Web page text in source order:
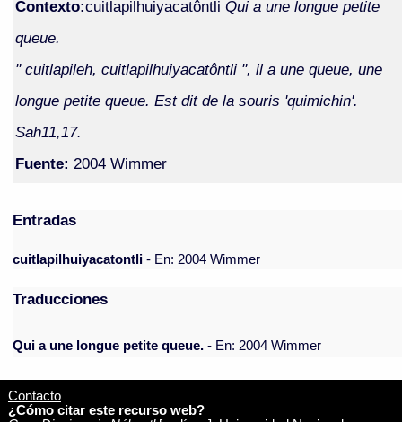
Contexto:cuitlapilhuiyacatôntli Qui a une longue petite
queue.
" cuitlapileh, cuitlapilhuiyacatôntli ", il a une queue, une
longue petite queue. Est dit de la souris 'quimichin'.
Sah11,17.
Fuente: 2004 Wimmer
Entradas
cuitlapilhuiyacatontli- En: 2004 Wimmer
Traducciones
Qui a une longue petite queue. - En: 2004 Wimmer
Contacto
¿Cómo citar este recurso web?